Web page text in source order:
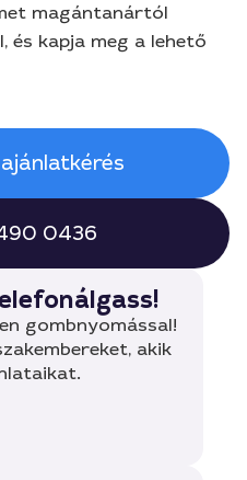
magántanártól
és kapja meg a lehető
0436
gombnyomással!
akik